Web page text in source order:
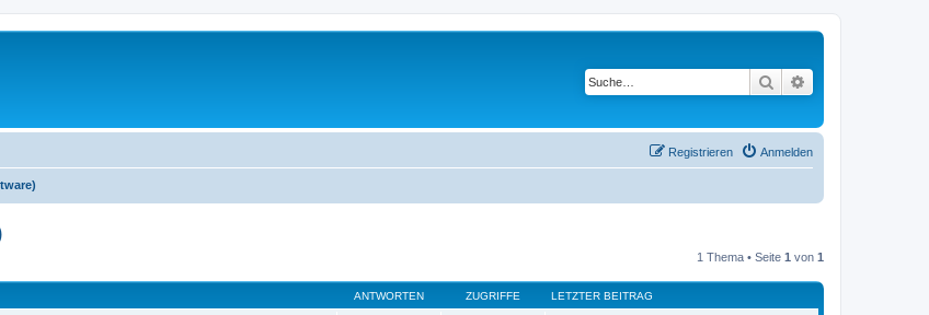
Suche
Anmelden
Registrieren
1 Thema • Seite 1 von 1
ANTWORTEN ZUGRIFFE LETZTER BEITRAG